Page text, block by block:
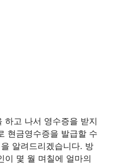
하고 나서 영수증을 받지
현금영수증을 발급할 수
알려드리겠습니다. 방
이 몇 월 며칠에 얼마의